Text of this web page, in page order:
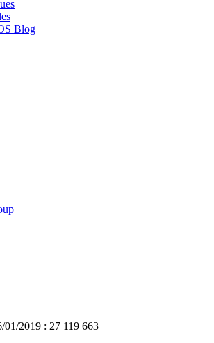
Blog
01/2019 : 27 119 663